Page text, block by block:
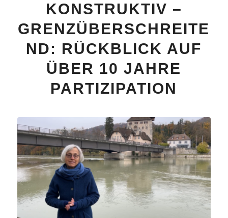
KONSTRUKTIV –
GRENZÜBERSCHREITE
ND: RÜCKBLICK AUF
ÜBER 10 JAHRE
PARTIZIPATION